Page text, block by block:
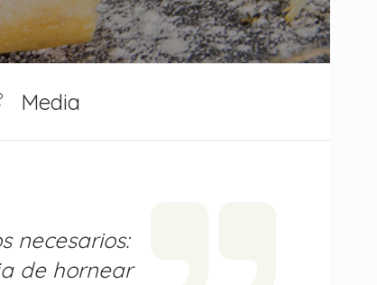
Media
necesarios:
de hornear